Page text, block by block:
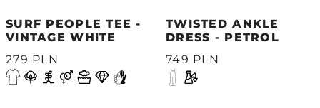
SURF PEOPLE TEE -
VINTAGE WHITE
279 PLN
TWISTED ANKLE
DRESS - PETROL
749 PLN